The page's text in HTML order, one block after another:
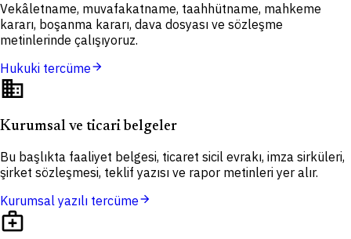
Vekâletname, muvafakatname, taahhütname, mahkeme
kararı, boşanma kararı, dava dosyası ve sözleşme
metinlerinde çalışıyoruz.
Hukuki tercümearrow_forward
domain
Kurumsal ve ticari belgeler
Bu başlıkta faaliyet belgesi, ticaret sicil evrakı, imza sirküleri,
şirket sözleşmesi, teklif yazısı ve rapor metinleri yer alır.
Kurumsal yazılı tercümearrow_forward
medical_services